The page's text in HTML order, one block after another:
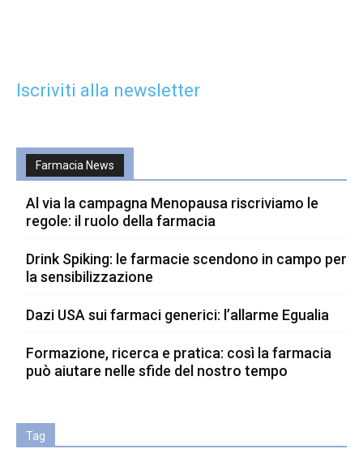
Iscriviti alla newsletter
Farmacia News
Al via la campagna Menopausa riscriviamo le
regole: il ruolo della farmacia
Drink Spiking: le farmacie scendono in campo per
la sensibilizzazione
Dazi USA sui farmaci generici: l’allarme Egualia
Formazione, ricerca e pratica: così la farmacia
può aiutare nelle sfide del nostro tempo
Tag